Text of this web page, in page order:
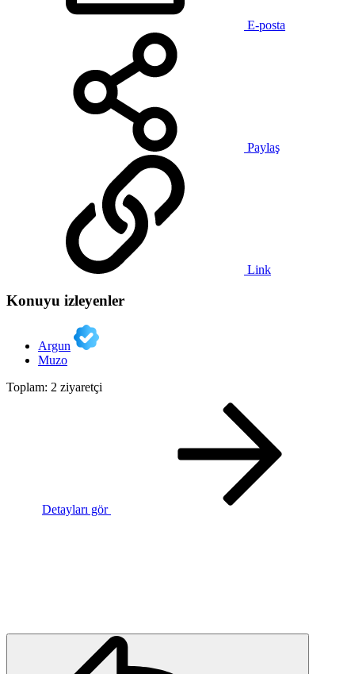
E-posta
Paylaş
Link
Konuyu izleyenler
Argun
Muzo
Toplam: 2 ziyaretçi
Detayları gör